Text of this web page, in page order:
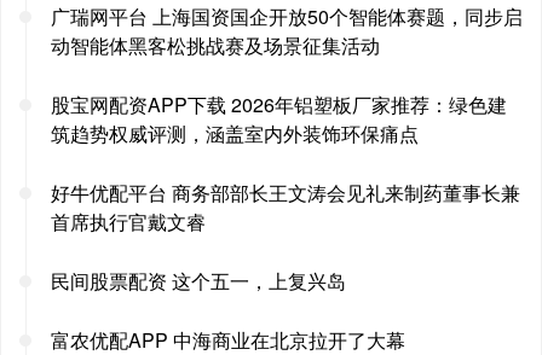
广瑞网平台 上海国资国企开放50个智能体赛题，同步启
动智能体黑客松挑战赛及场景征集活动
股宝网配资APP下载 2026年铝塑板厂家推荐：绿色建
筑趋势权威评测，涵盖室内外装饰环保痛点
好牛优配平台 商务部部长王文涛会见礼来制药董事长兼
首席执行官戴文睿
民间股票配资 这个五一，上复兴岛
富农优配APP 中海商业在北京拉开了大幕